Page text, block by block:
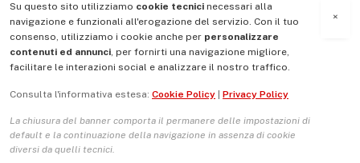
MENU
La Nostra Storia
Le Copertine
L’Associazione
×
Su questo sito utilizziamo cookie tecnici necessari alla
navigazione e funzionali all'erogazione del servizio. Con il tuo
consenso, utilizziamo i cookie anche per personalizzare
contenuti ed annunci, per fornirti una navigazione migliore,
facilitare le interazioni social e analizzare il nostro traffico.
Consulta l'informativa estesa: Cookie Policy Privacy Policy
La chiusura del banner comporta il permanere delle impostazioni di
default e la continuazione della navigazione in assenza di cookie
diversi da quelli tecnici.